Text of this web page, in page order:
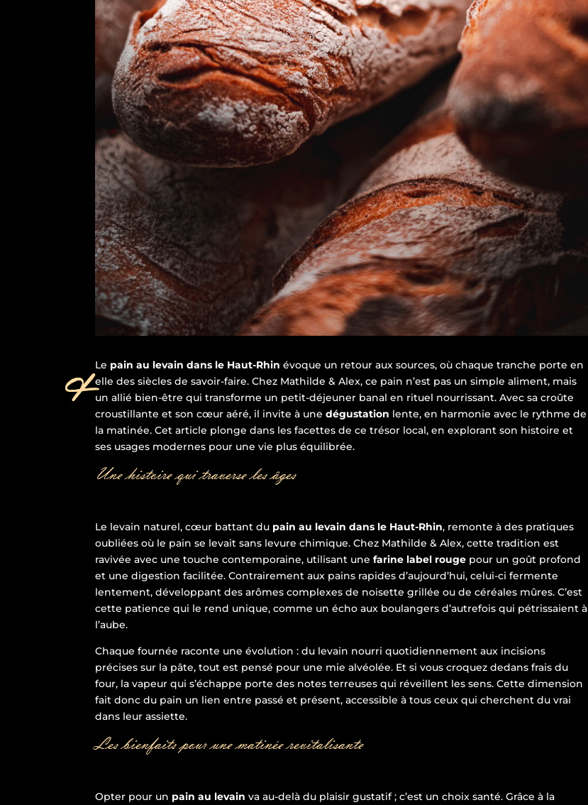
Le pain au levain dans le Haut-Rhin évoque un retour aux sources, où chaque tranche porte en
elle des siècles de savoir-faire. Chez Mathilde & Alex, ce pain n’est pas un simple aliment, mais
un allié bien-être qui transforme un petit-déjeuner banal en rituel nourrissant. Avec sa croûte
croustillante et son cœur aéré, il invite à unedégustation lente, en harmonie avec le rythme de
la matinée. Cet article plonge dans les facettes de ce trésor local, en explorant son histoire et
ses usages modernes pour une vie plus équilibrée.
Une histoire qui traverse les âges
Le levain naturel, cœur battant du pain au levain dans le Haut-Rhin, remonte à des pratiques
oubliées où le pain se levait sans levure chimique. Chez Mathilde & Alex, cette tradition est
ravivée avec une touche contemporaine, utilisant unefarine label rouge pour un goût profond
et une digestion facilitée. Contrairement aux pains rapides d’aujourd’hui, celui-ci fermente
lentement, développant des arômes complexes de noisette grillée ou de céréales mûres. C’est
cette patience qui le rend unique, comme un écho aux boulangers d’autrefois qui pétrissaient à
l’aube.
Chaque fournée raconte une évolution : du levain nourri quotidiennement aux incisions
précises sur la pâte, tout est pensé pour une mie alvéolée. Et si vous croquez dedans frais du
four, la vapeur qui s’échappe porte des notes terreuses qui réveillent les sens. Cette dimension
fait donc du pain un lien entre passé et présent, accessible à tous ceux qui cherchent du vrai
dans leur assiette.
Les bienfaits pour une matinée revitalisante
Opter pour un pain au levain va au-delà du plaisir gustatif ; c’est un choix santé. Grâce à la